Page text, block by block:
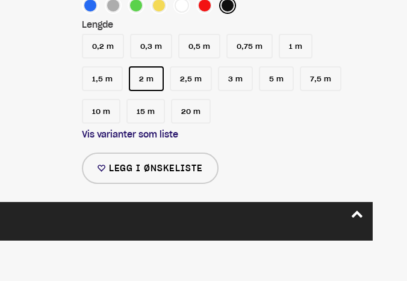
Lengde
0,2 m 0,3 m 0,5 m 0,75 m 1 m
1,5 m 2 m 2,5 m 3 m 5 m 7,5 m
10 m 15 m 20 m
Vis varianter som liste
LEGG I ØNSKELISTE